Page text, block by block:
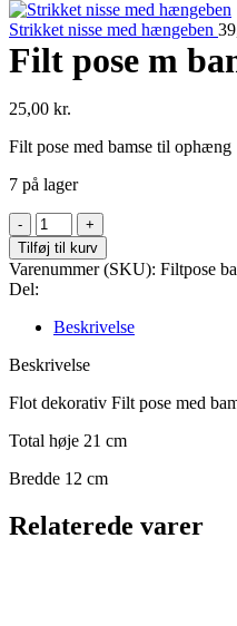
Strikket nisse med hængeben
Filt pose m
25,00 kr.
Filt pose med bamse til ophæng
7 på lager
Filt
pose
m
bamse
til
ophæng
antal
Tilføj til kurv
Varenummer (SKU): Filtpose
Del:
Beskrivelse
Beskrivelse
Flot dekorativ Filt pose med
Total høje 21 cm
Bredde 12 cm
Relaterede varer